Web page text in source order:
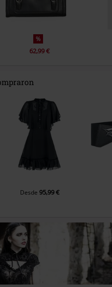
%
62,99 €
Desde 95,99 €